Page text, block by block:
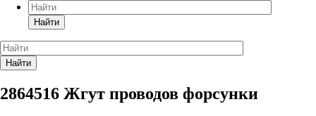
Найти
Найти
2864516 Жгут проводов форсунки